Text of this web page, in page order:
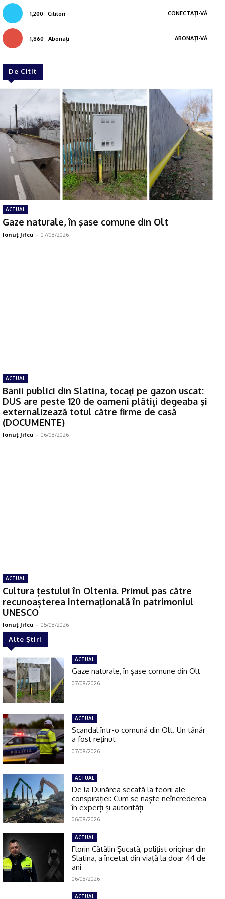
1,200 Cititori CONECTAȚI-VĂ
1,860 Abonați ABONAȚI-VĂ
De Citit
ACTUAL
Gaze naturale, în şase comune din Olt
Ionuţ Jifcu - 07/08/2026
ACTUAL
Banii publici din Slatina, tocaţi pe gazon uscat:
DUS are peste 120 de oameni plătiţi degeaba şi
externalizează totul către firme de casă
(DOCUMENTE)
Ionuţ Jifcu - 06/08/2026
ACTUAL
Cultura țestului în Oltenia. Primul pas către
recunoașterea internațională în patrimoniul
UNESCO
Ionuţ Jifcu - 05/08/2026
Alte Știri
ACTUAL
Gaze naturale, în şase comune din Olt
07/08/2026
ACTUAL
Scandal într-o comună din Olt. Un tânăr
a fost reţinut
07/08/2026
ACTUAL
De la Dunărea secată la teorii ale
conspirației: Cum se naște neîncrederea
în experți și autorități
06/08/2026
ACTUAL
Florin Cătălin Șucată, poliţist originar din
Slatina, a încetat din viață la doar 44 de
ani
06/08/2026
ACTUAL